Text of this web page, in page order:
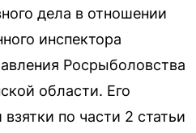
дела в отношении
инспектора
Росрыболовства
области. Его
по части 2 статьи